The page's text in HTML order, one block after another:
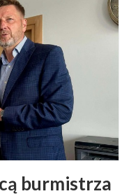
burmistrza